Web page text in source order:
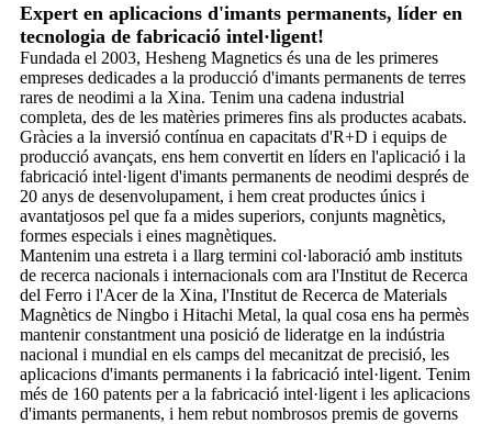
Expert en aplicacions d'imants permanents, líder en
tecnologia de fabricació intel·ligent!
Fundada el 2003, Hesheng Magnetics és una de les primeres
empreses dedicades a la producció d'imants permanents de terres
rares de neodimi a la Xina. Tenim una cadena industrial
completa, des de les matèries primeres fins als productes acabats.
Gràcies a la inversió contínua en capacitats d'R+D i equips de
producció avançats, ens hem convertit en líders en l'aplicació i la
fabricació intel·ligent d'imants permanents de neodimi després de
20 anys de desenvolupament, i hem creat productes únics i
avantatjosos pel que fa a mides superiors, conjunts magnètics,
formes especials i eines magnètiques.
Mantenim una estreta i a llarg termini col·laboració amb instituts
de recerca nacionals i internacionals com ara l'Institut de Recerca
del Ferro i l'Acer de la Xina, l'Institut de Recerca de Materials
Magnètics de Ningbo i Hitachi Metal, la qual cosa ens ha permès
mantenir constantment una posició de lideratge en la indústria
nacional i mundial en els camps del mecanitzat de precisió, les
aplicacions d'imants permanents i la fabricació intel·ligent. Tenim
més de 160 patents per a la fabricació intel·ligent i les aplicacions
d'imants permanents, i hem rebut nombrosos premis de governs